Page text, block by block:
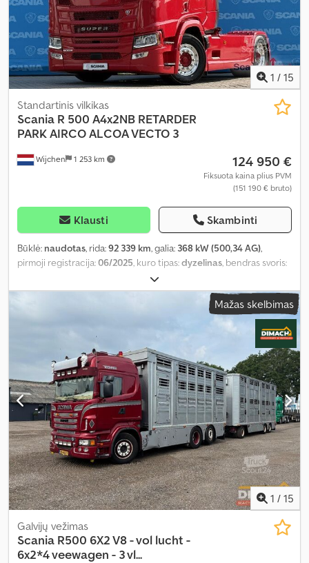
1 / 15
Wijchen 1 253 km
Standartinis vilkikas
Scania R 500 A4x2NB RETARDER
PARK AIRCO ALCOA VECTO 3
124 950 €
Fiksuota kaina plius PVM
(151 190 € bruto)
Klausti Skambinti
Būklė: naudotas, rida:92 339 km, galia: 368 kW (500,34 AG),
pirmoji registracija:06/2025, kuro tipas:dyzelinas, bendras svoris:
4x2, ratų bazė:
raudona, vairuotojo kabina:kitas, pavaros tipas:automatinis,
emisijos klasė:
, Gamybos metai:2025, sėdimų
vietų skaičius:
ABS, autonominis šildytuvas, kruizo
kontrolė, navigacijos sistema, oro kondicionavimas,
Mažas skelbimas
1 / 15
Galvijų vežimas
Scania R500 6X2 V8 - vol lucht -
6x2*4 veewagen - 3 vl...